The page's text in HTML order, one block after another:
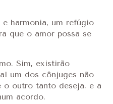
harmonia, um refúgio
que o amor possa se
Sim, existirão
um dos cônjuges não
o outro tanto deseja, e a
acordo.